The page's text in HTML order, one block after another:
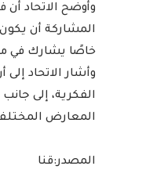
خاصًا يشارك في معرض القاهرة
وأشار الاتحاد
الفكرية، إلى
المعارض
المصدر:قنا